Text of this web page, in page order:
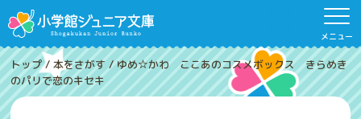
メニュー
トップ /本をさがす /ゆめ☆かわ ここあのコスメボックス きらめき
のパリで恋のキセキ